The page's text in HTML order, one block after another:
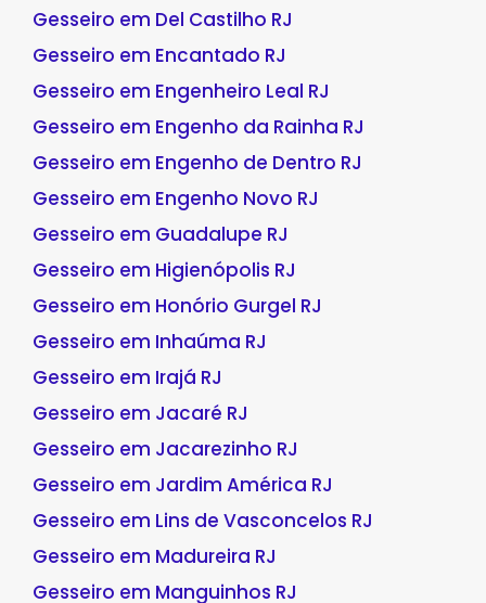
Gesseiro em Del Castilho RJ
Gesseiro em Encantado RJ
Gesseiro em Engenheiro Leal RJ
Gesseiro em Engenho da Rainha RJ
Gesseiro em Engenho de Dentro RJ
Gesseiro em Engenho Novo RJ
Gesseiro em Guadalupe RJ
Gesseiro em Higienópolis RJ
Gesseiro em Honório Gurgel RJ
Gesseiro em Inhaúma RJ
Gesseiro em Irajá RJ
Gesseiro em Jacaré RJ
Gesseiro em Jacarezinho RJ
Gesseiro em Jardim América RJ
Gesseiro em Lins de Vasconcelos RJ
Gesseiro em Madureira RJ
Gesseiro em Manguinhos RJ